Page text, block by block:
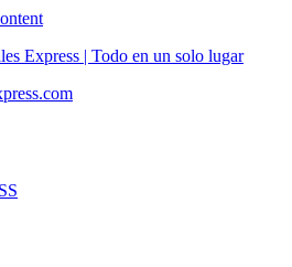
Express | Todo en un solo lugar